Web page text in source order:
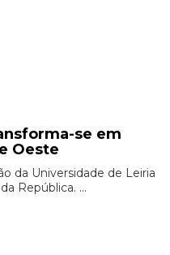
se em
Oeste
da Universidade de Leiria
República. ...